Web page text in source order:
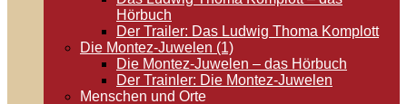
Hörbuch
Der Trailer: Das Ludwig Thoma Komplott
Die Montez-Juwelen (1)
Die Montez-Juwelen – das Hörbuch
Der Trainler: Die Montez-Juwelen
Menschen und Orte